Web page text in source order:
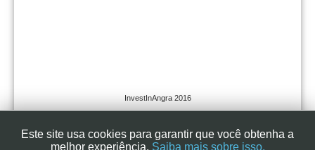
InvestInAngra 2016
Este site usa cookies para garantir que você obtenha a
melhor experiência. Saiba mais sobre isso.